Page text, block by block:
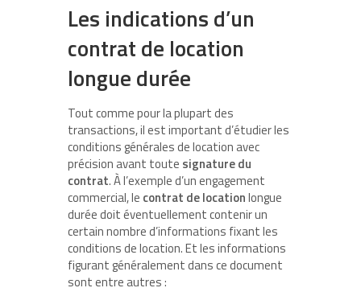
Les indications d’un
contrat de location
longue durée
Tout comme pour la plupart des
transactions, il est important d’étudier les
conditions générales de location avec
précision avant toute signature du
contrat. À l’exemple d’un engagement
commercial, le contrat de locationlongue
durée doit éventuellement contenir un
certain nombre d’informations fixant les
conditions de location. Et les informations
figurant généralement dans ce document
sont entre autres :